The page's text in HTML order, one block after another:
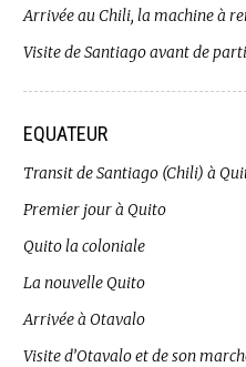
Arrivée au Chili, la machine à
Visite de Santiago avant de
EQUATEUR
Transit de Santiago (Chili) à
Premier jour à Quito
Quito la coloniale
La nouvelle Quito
Arrivée à Otavalo
Visite d’Otavalo et de son